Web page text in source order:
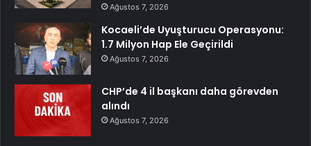
Ağustos 7, 2026
Kocaeli’de Uyuşturucu Operasyonu:
1.7 Milyon Hap Ele Geçirildi
Ağustos 7, 2026
CHP’de 4 il başkanı daha görevden
alındı
Ağustos 7, 2026